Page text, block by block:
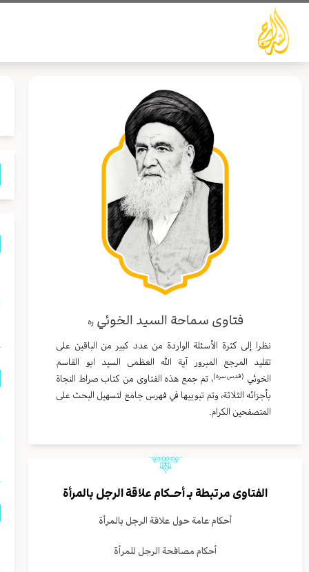
تخطي
المحتوى
فتاوى سماحة السيد الخوئيره
نظرا إلى كثرة الأسئلة الواردة من عدد كبير من الباقين على
تقليد المرجع المبرور آية الله العظمى السيد ابو القاسم
الخوئي (قدس سره)، تم جمع هذه الفتاوى من كتاب صراط النجاة
بأجزائه الثلاثة، وتم تبويبها في فهرس جامع لتسهيل البحث على
المتصفحين الكرام.
الفتاوى مرتبطة بـأحــكام علاقة الرجل بالمرأة
أحكام عامة حول علاقة الرجل بالمرأة
أحكام مصافحة الرجل للمرأة